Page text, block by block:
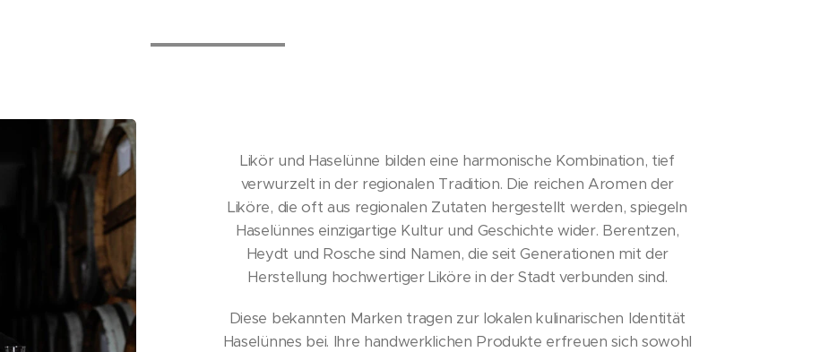
Likör und Haselünne bilden eine harmonische Kombination, tief
verwurzelt in der regionalen Tradition. Die reichen Aromen der
Liköre, die oft aus regionalen Zutaten hergestellt werden, spiegeln
Haselünnes einzigartige Kultur und Geschichte wider. Berentzen,
Heydt und Rosche sind Namen, die seit Generationen mit der
Herstellung hochwertiger Liköre in der Stadt verbunden sind.
Diese bekannten Marken tragen zur lokalen kulinarischen Identität
Haselünnes bei. Ihre handwerklichen Produkte erfreuen sich sowohl